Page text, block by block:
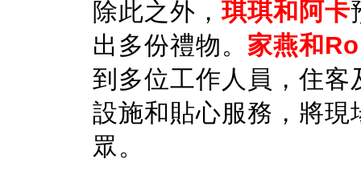
除此之外，琪琪和阿卡
出多份禮物。 家燕和
到多位工作人員，住
設施和貼心服務，將
眾。